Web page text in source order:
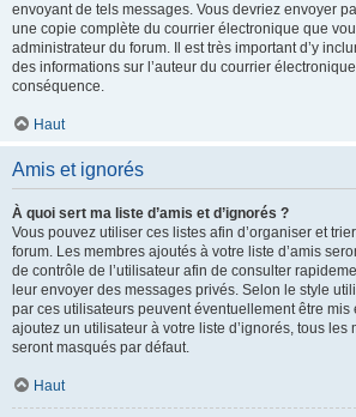
envoyant de tels messages. Vous devriez envoyer
une copie complète du courrier électronique que
administrateur du forum. Il est très important d’y
des informations sur l’auteur du courrier
conséquence.
Haut
Amis et ignorés
À quoi sert ma liste d’amis et d’ignorés ?
Vous pouvez utiliser ces listes afin d’organiser et
forum. Les membres ajoutés à votre liste d’amis
de contrôle de l’utilisateur afin de consulter
leur envoyer des messages privés. Selon le style
par ces utilisateurs peuvent éventuellement être
ajoutez un utilisateur à votre liste d’ignorés, tous les
seront masqués par défaut.
Haut